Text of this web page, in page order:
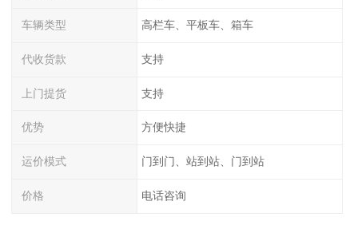
车辆类型 高栏车、平板车、箱车
代收货款 支持
上门提货 支持
优势 方便快捷
运价模式 门到门、站到站、门到站
价格 电话咨询